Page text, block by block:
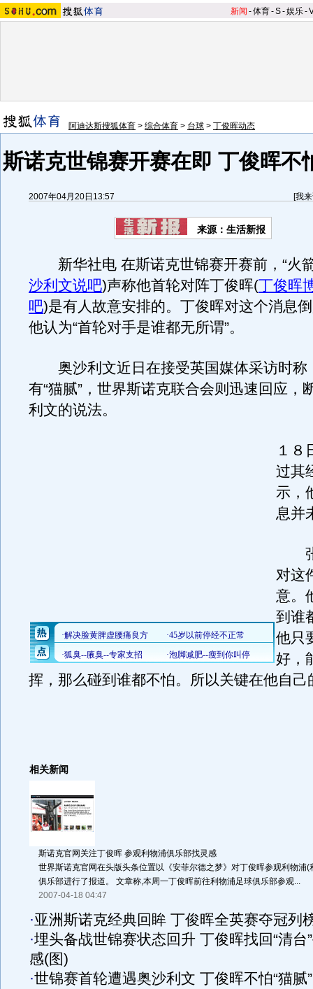
新闻 -体育-S-娱乐-
阿迪达斯搜狐体育 > 综合体育 > 台球 > 丁俊晖动态
斯诺克世锦赛开赛在即 丁俊晖不
2007年04月20日13:57 [我
来源：生活新报
新华社电 在斯诺克世锦赛开赛前，“火
沙利文说吧)声称他首轮对阵丁俊晖(丁俊晖
吧)是有人故意安排的。丁俊晖对这个消息
他认为“首轮对手是谁都无所谓”。
奥沙利文近日在接受英国媒体采访时称
有“猫腻”，世界斯诺克联合会则迅速回应，
利文的说法。
１８
过其
示，
息并
张
对这
意。
到谁
他只
好，
挥，那么碰到谁都不怕。所以关键在他自己
相关新闻
斯诺克官网关注丁俊晖 参观利物浦俱乐部找灵感
世界斯诺克官网在头版头条位置以《安菲尔德之梦》对丁俊晖参观利物浦(
俱乐部进行了报道。 文章称,本周一丁俊晖前往利物浦足球俱乐部参观...
2007-04-18 04:47
·亚洲斯诺克经典回眸 丁俊晖全英赛夺冠列
·埋头备战世锦赛状态回升 丁俊晖找回“清台
感(图)
·世锦赛首轮遭遇奥沙利文 丁俊晖不怕“猫腻”